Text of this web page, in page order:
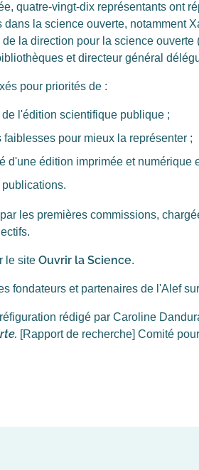
quatre-vingt-dix représentants ont
la science ouverte, notamment
la direction pour la science
et directeur général
pour priorités de :
l'édition scientifique publique ;
faiblesses pour mieux la représenter ;
d'une édition imprimée et numérique
les premières commissions,
le site Ouvrir la Science.
fondateurs et partenaires de l'Alef sur
rédigé par Caroline
[Rapport de recherche] Comité